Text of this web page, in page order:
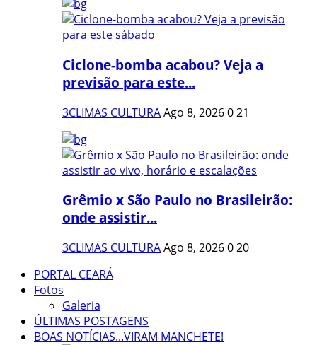
Ciclone-bomba acabou? Veja a
previsão para este...
3CLIMAS CULTURAAgo 8, 2026021
Grêmio x São Paulo no Brasileirão:
onde assistir...
3CLIMAS CULTURAAgo 8, 2026020
PORTAL CEARÁ
Fotos
Galeria
ÚLTIMAS POSTAGENS
BOAS NOTÍCIAS...VIRAM MANCHETE!